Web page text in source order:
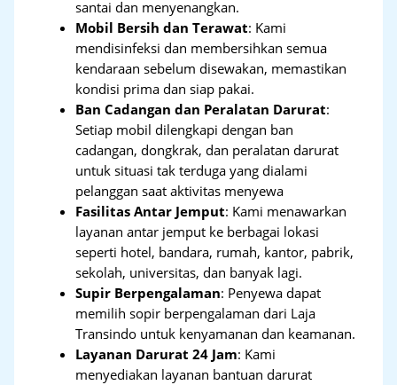
santai dan menyenangkan.
Mobil Bersih dan Terawat: Kami
mendisinfeksi dan membersihkan semua
kendaraan sebelum disewakan, memastikan
kondisi prima dan siap pakai.
Ban Cadangan dan Peralatan Darurat:
Setiap mobil dilengkapi dengan ban
cadangan, dongkrak, dan peralatan darurat
untuk situasi tak terduga yang dialami
pelanggan saat aktivitas menyewa
Fasilitas Antar Jemput: Kami menawarkan
layanan antar jemput ke berbagai lokasi
seperti hotel, bandara, rumah, kantor, pabrik,
sekolah, universitas, dan banyak lagi.
Supir Berpengalaman: Penyewa dapat
memilih sopir berpengalaman dari Laja
Transindo untuk kenyamanan dan keamanan.
Layanan Darurat 24 Jam: Kami
menyediakan layanan bantuan darurat